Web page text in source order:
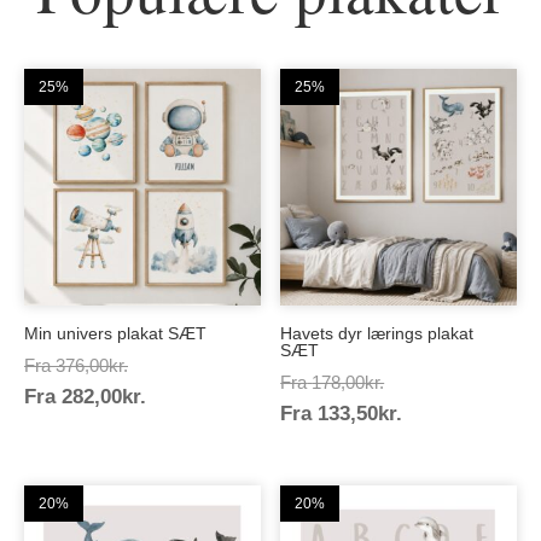
25%
Min univers plakat SÆT
Fra 376,00kr.Prisinterval:
376,00kr.
Fra 282,00kr.
25%
Havets dyr lærings plakat
SÆT
Fra 178,00kr.Prisinterval:
178,00kr.
Fra 133,50kr.
20% 20%